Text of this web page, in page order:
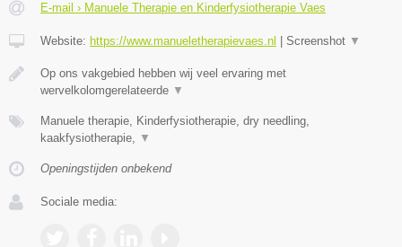
E-mail › Manuele Therapie en Kinderfysiotherapie Vaes
Website: https://www.manueletherapievaes.nl Screenshot ▼
Op ons vakgebied hebben wij veel ervaring met
wervelkolomgerelateerde ▼
Manuele therapie, Kinderfysiotherapie, dry needling,
kaakfysiotherapie, ▼
Openingstijden onbekend
Sociale media: